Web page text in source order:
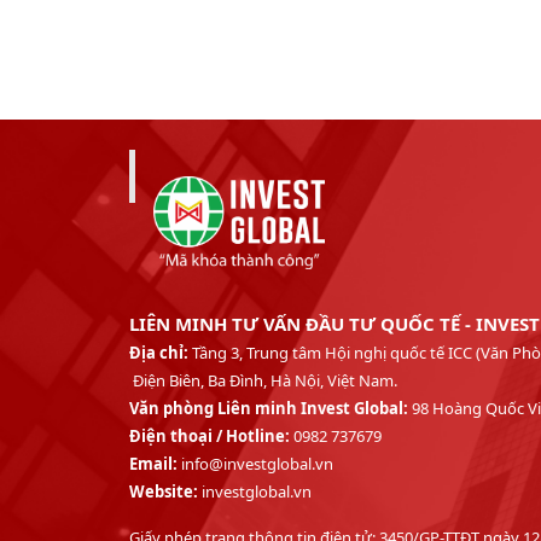
LIÊN MINH TƯ VẤN ĐẦU TƯ QUỐC TẾ -
Địa chỉ: Tầng 3, Trung tâm Hội nghị quốc tế ICC (Văn
Điện Biên, Ba Đình, Hà Nội, Việt Nam.
Văn phòng Liên minh Invest Global: 98 Hoàng Quốc
Điện thoại /Hotline: 0982 737679
Email: info@investglobal.vn
Website: investglobal.vn